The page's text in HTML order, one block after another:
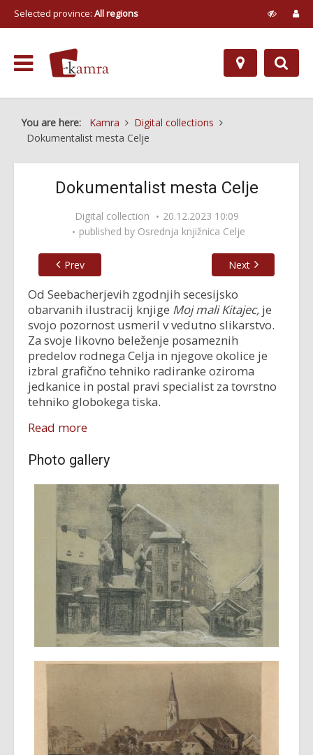
Selected province: All regions
You are here: Kamra
Digital collections
Dokumentalist mesta Celje
Dokumentalist mesta Celje
Digital collection
20.12.2023 10:09
published by Osrednja knjižnica Celje
Prev Next
Od Seebacherjevih zgodnjih secesijsko
obarvanih ilustracij knjige Moj mali Kitajec, je
svojo pozornost usmeril v vedutno slikarstvo.
Za svoje likovno beleženje posameznih
predelov rodnega Celja in njegove okolice je
izbral grafično tehniko radiranke oziroma
jedkanice in postal pravi specialist za tovrstno
tehniko globokega tiska.
Read more
Photo gallery